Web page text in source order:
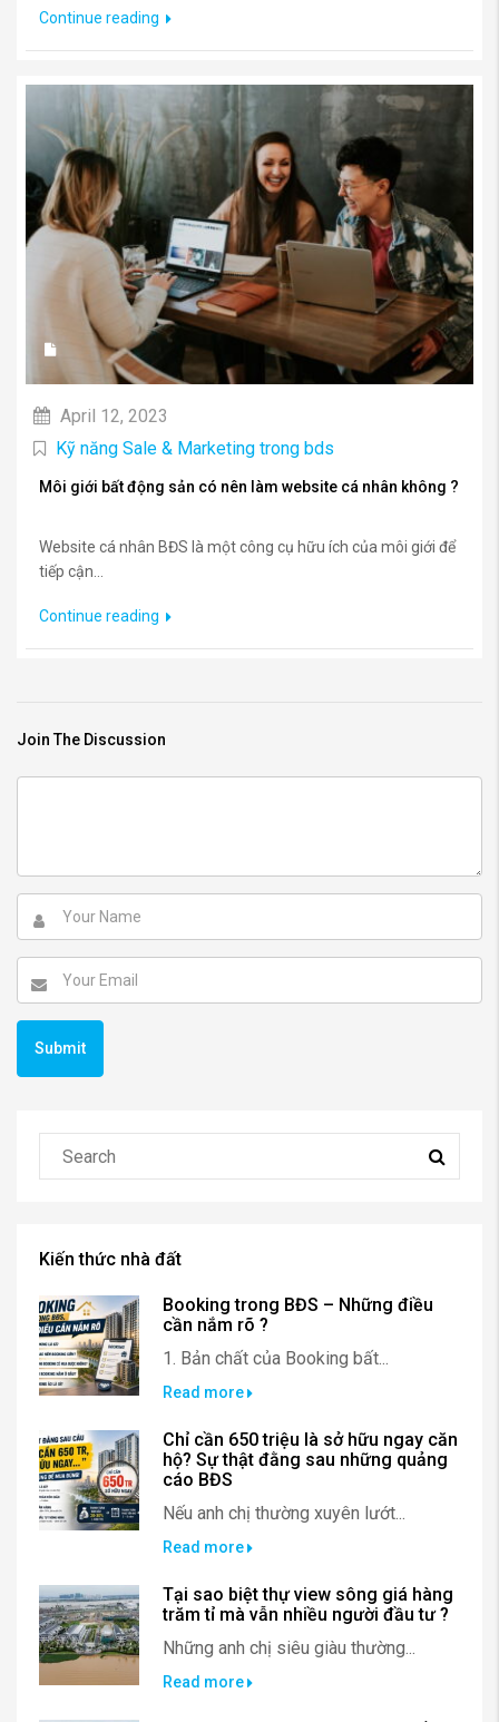
Continue reading
April 12, 2023
Kỹ năng Sale & Marketing trong bds
Môi giới bất động sản có nên làm website cá nhân không ?
Website cá nhân BĐS là một công cụ hữu ích của môi giới để
tiếp cận...
Continue reading
Join The Discussion
Kiến thức nhà đất
Booking trong BĐS – Những điều
cần nắm rõ ?
1. Bản chất của Booking bất...
Read more
Chỉ cần 650 triệu là sở hữu ngay căn
hộ? Sự thật đằng sau những quảng
cáo BĐS
Nếu anh chị thường xuyên lướt...
Read more
Tại sao biệt thự view sông giá hàng
trăm tỉ mà vẫn nhiều người đầu tư ?
Những anh chị siêu giàu thường...
Read more